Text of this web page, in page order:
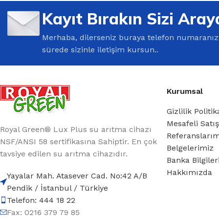
Ev tipi su arıtma cihazları
Satınal
Kayıt Bırakın Sizi
Merhaba, dilerseniz buraya telefon
sürede sizinle iletişim kursun..
Royal Green® Lux Plus su arıtma cihazı
NSF/ANSI 58 sertifikasına Sahiptir. En çok
tavsiye edilen su arıtma cihazıdır.
Yayalar Mah. Atasever Cad. No:42 A/B
Pendik / İstanbul / Türkiye
Telefon: 444 18 22
Fax: 0216 379 79 85
Kurumsal
Gizlilik
Mesafeli
Belgelerimiz
Banka
Hakkımızda